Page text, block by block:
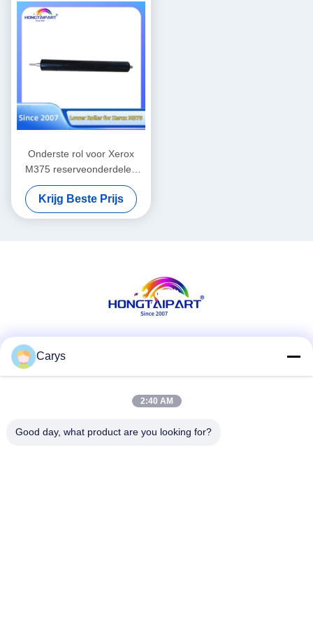
Fuser Druk
Onderste rol voor Xerox
M375 reserveonderdelen
levering Hongtaipart warmte
fixer druk
Krijg Beste Prijs
Carys
2:40 AM
Good day, what product are you looking for?